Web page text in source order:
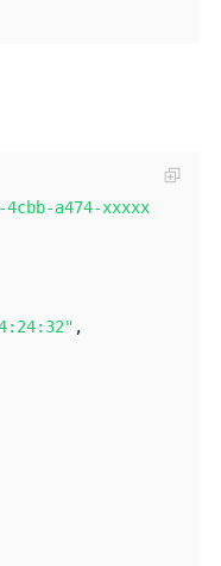
4cbb-a474-xxxxx
,